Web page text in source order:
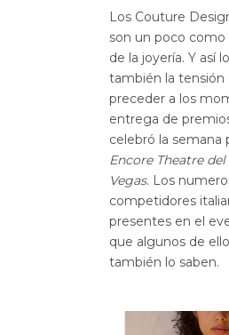
Los Couture
son un poco como
de la joyería. Y así
también la tensión
preceder a los
entrega de
celebró la semana
Encore Theatre
Vegas. Los
competidores
presentes en el
que algunos de
también lo saben.